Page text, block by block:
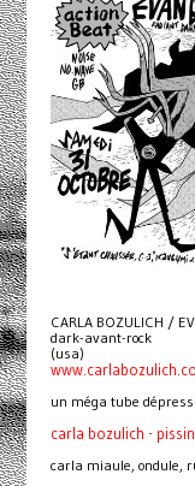
CARLA BOZULICH /
dark-avant-rock
(usa)
un méga tube
carla bozulich -
carla miaule, ondule,